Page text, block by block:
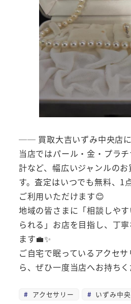
── 買取大吉いずみ中央店
当店ではパール・金・プラ
計など、幅広いジャンルの
す。査定はいつでも無料、1
ご利用いただけます😊
地域の皆さまに「相談しや
られる」お店を目指し、丁
ます💼✨
ご自宅で眠っているアクセ
ら、ぜひ一度当店へお持ちく
アクセサリー いずみ中央